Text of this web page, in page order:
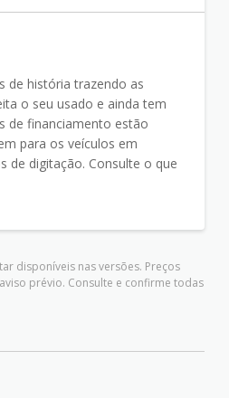
de história trazendo as
o seu usado e ainda tem
de financiamento estão
para os veículos em
de digitação. Consulte o que
disponíveis nas versões. Preços
prévio. Consulte e confirme todas